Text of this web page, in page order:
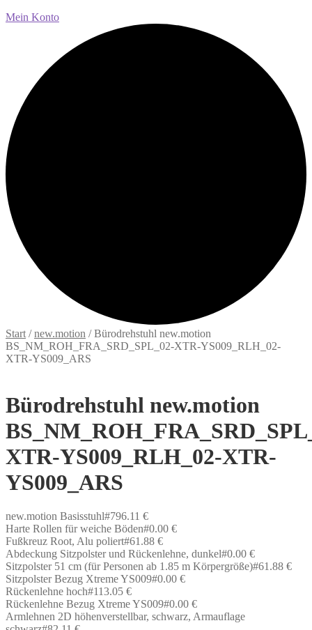
Mein Konto
Start /new.motion /Bürodrehstuhl new.motion
BS_NM_ROH_FRA_SRD_SPL_02-XTR-YS009_RLH_02-
XTR-YS009_ARS
Bürodrehstuhl new.motion
XTR-YS009_RLH_02-XTR-
YS009_ARS
new.motion Basisstuhl#796.11 €
Harte Rollen für weiche Böden#0.00 €
Fußkreuz Root, Alu poliert#61.88 €
Abdeckung Sitzpolster und Rückenlehne, dunkel#0.00 €
Sitzpolster 51 cm (für Personen ab 1.85 m Körpergröße)#61.88 €
Sitzpolster Bezug Xtreme YS009#0.00 €
Rückenlehne hoch#113.05 €
Rückenlehne Bezug Xtreme YS009#0.00 €
Armlehnen 2D höhenverstellbar, schwarz, Armauflage